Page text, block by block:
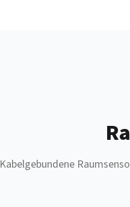
Kabelgebundene